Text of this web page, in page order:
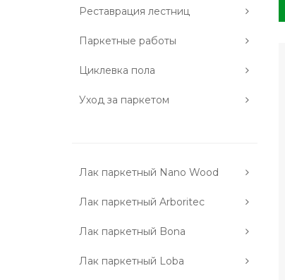
Реставрация лестниц
Паркетные работы
Циклевка пола
Уход за паркетом
Лак паркетный Nano Wood
Лак паркетный Arboritec
Лак паркетный Bona
Лак паркетный Loba